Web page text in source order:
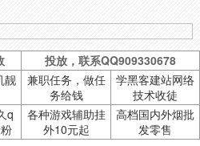
投放，联系QQ909330678
靓
兼职任务，做任
务给钱
学黑客建站网络
技术收徒
q
各种游戏辅助挂
外10元起
高档国内外烟批
发零售